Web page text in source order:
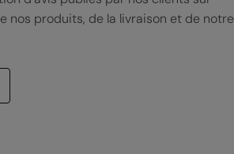
nos produits, de la livraison et de notre